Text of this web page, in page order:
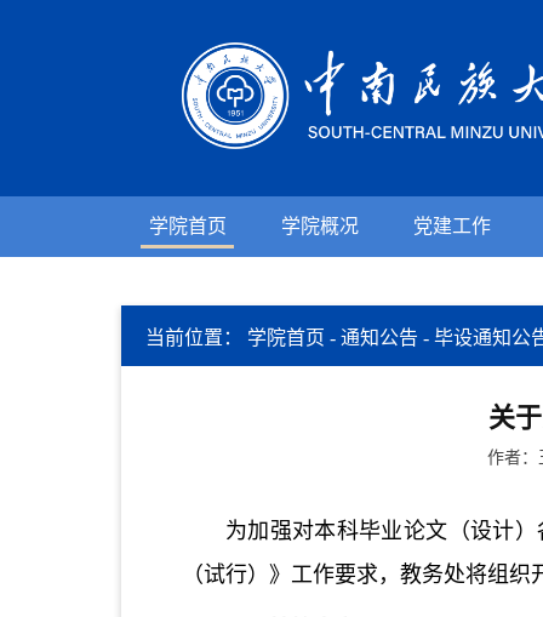
学院首页 学院概况 党建工作
当前位置： 学院首页 - 通知公告 - 毕设通知公
关
作者
为加强对本科毕业论文（设计
（试行）》工作要求， 教务处将组织